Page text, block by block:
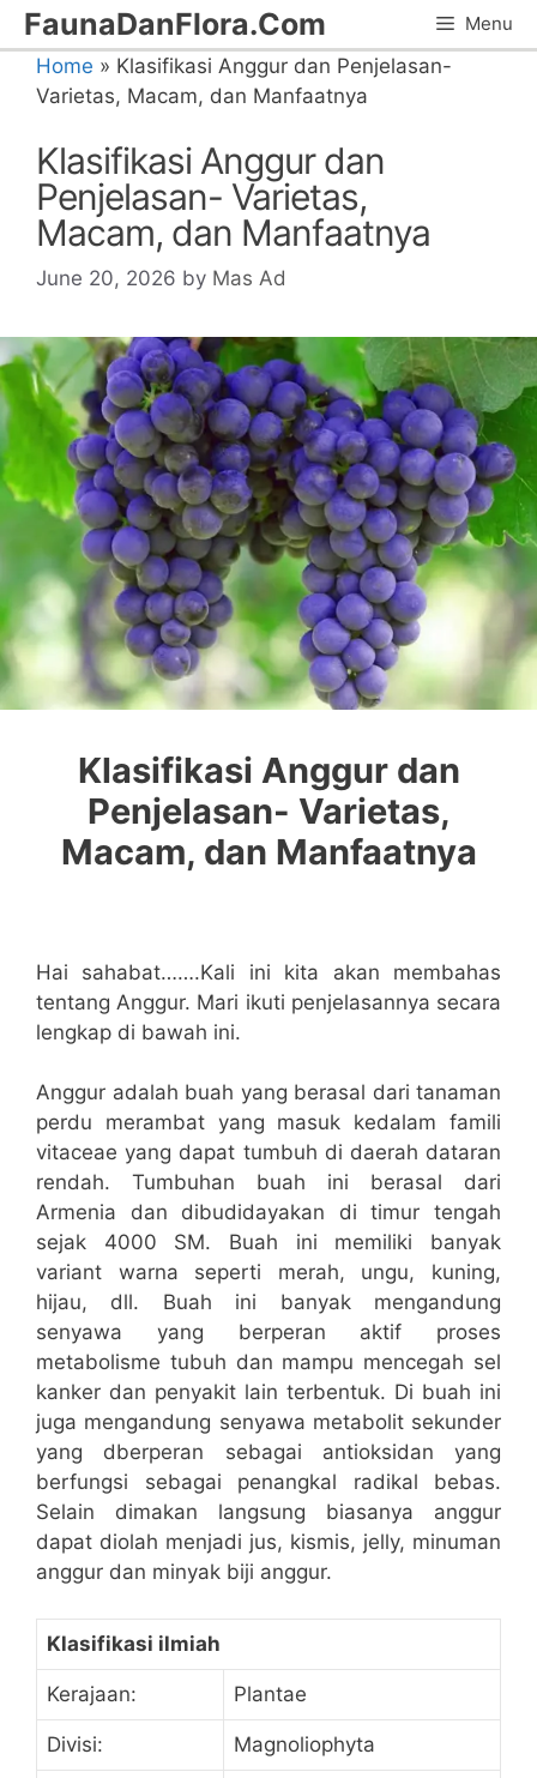
Skip
to
content
FaunaDanFlora.Com Menu
Home » Klasifikasi Anggur dan Penjelasan-
Varietas, Macam, dan Manfaatnya
Klasifikasi Anggur dan
Penjelasan- Varietas,
Macam, dan Manfaatnya
June 20, 2026 by Mas Ad
Klasifikasi Anggur dan
Penjelasan- Varietas,
Macam, dan Manfaatnya
Hai sahabat…….Kali ini kita akan membahas
tentang Anggur. Mari ikuti penjelasannya secara
lengkap di bawah ini.
Anggur adalah buah yang berasal dari tanaman
perdu merambat yang masuk kedalam famili
vitaceae yang dapat tumbuh di daerah dataran
rendah. Tumbuhan buah ini berasal dari
Armenia dan dibudidayakan di timur tengah
sejak 4000 SM. Buah ini memiliki banyak
variant warna seperti merah, ungu, kuning,
hijau, dll. Buah ini banyak mengandung
senyawa yang berperan aktif proses
metabolisme tubuh dan mampu mencegah sel
kanker dan penyakit lain terbentuk. Di buah ini
juga mengandung senyawa metabolit sekunder
yang dberperan sebagai antioksidan yang
berfungsi sebagai penangkal radikal bebas.
Selain dimakan langsung biasanya anggur
dapat diolah menjadi jus, kismis, jelly, minuman
anggur dan minyak biji anggur.
Klasifikasi ilmiah
Kerajaan: Plantae
Divisi: Magnoliophyta